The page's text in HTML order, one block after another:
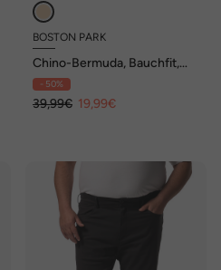
BOSTON PARK
Chino-Bermuda, Bauchfit,
Straight Fit, bis 72
- 50%
39,99€ 19,99€